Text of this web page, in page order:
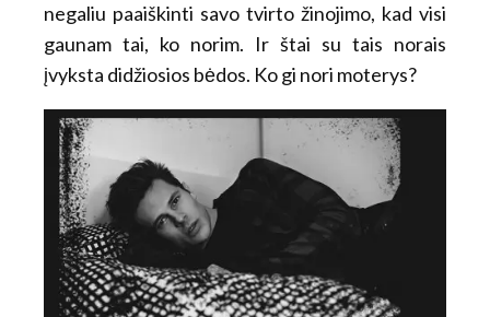
negaliu paaiškinti savo tvirto žinojimo, kad visi
gaunam tai, ko norim. Ir štai su tais norais
įvyksta didžiosios bėdos. Ko gi nori moterys?